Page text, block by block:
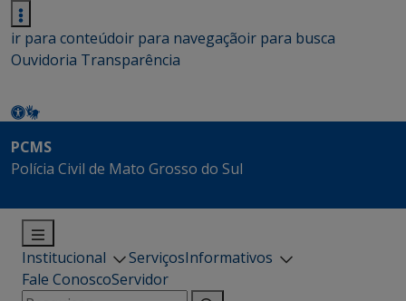
ir para conteúdoir para navegaçãoir para busca
Ouvidoria Transparência
PCMS
Polícia Civil de Mato Grosso do Sul
Institucional ServiçosInformativos
Fale ConoscoServidor